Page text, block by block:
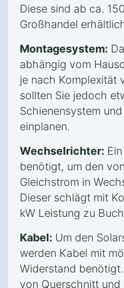
Diese sind ab ca.
Großhandel
Montagesystem:
abhängig vom
je nach Komplexität
sollten Sie jedoch
Schienensystem
einplanen.
Wechselrichter:
benötigt, um den
Gleichstrom in
Dieser schlägt mit
kW Leistung zu
Kabel: Um den
werden Kabel mit
Widerstand
von Querschnitt und